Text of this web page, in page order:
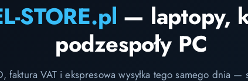
STORE.pl — laptopy,
podzespoły PC
faktura VAT i ekspresowa wysyłka tego samego dnia